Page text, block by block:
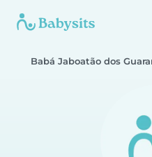
Babá Jaboatão dos